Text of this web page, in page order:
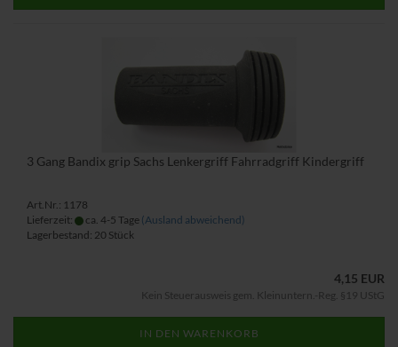
3 Gang Bandix grip Sachs Lenkergriff Fahrradgriff Kindergriff
Art.Nr.: 1178
Lieferzeit:
ca. 4-5 Tage (Ausland abweichend)
Lagerbestand: 20 Stück
4,15 EUR
Kein Steuerausweis gem. Kleinuntern.-Reg. §19 UStG
IN DEN WARENKORB